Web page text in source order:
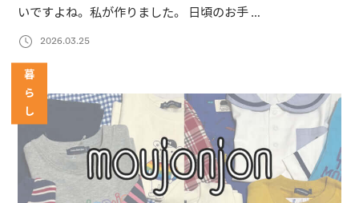
いですよね。私が作りました。 日頃のお手 …
2026.03.25
暮
ら
し